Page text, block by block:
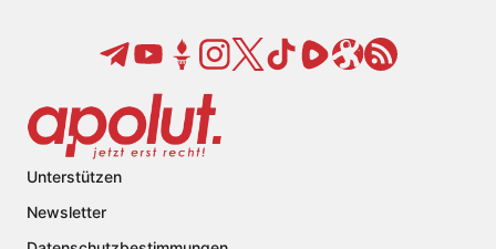
Unterstützen
Newsletter